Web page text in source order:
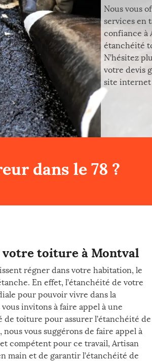
Nous vous
services en
confiance à
étanchéité
N’hésitez
votre devis
site internet
dans le 78 ?
votre toiture à Montval
régner dans votre habitation, le
En effet, l’étanchéité de votre
pour pouvoir vivre dans la
invitons à faire appel à une
toiture pour assurer l’étanchéité de
vous suggérons de faire appel à
compétent pour ce travail, Artisan
main et de garantir l’étanchéité de